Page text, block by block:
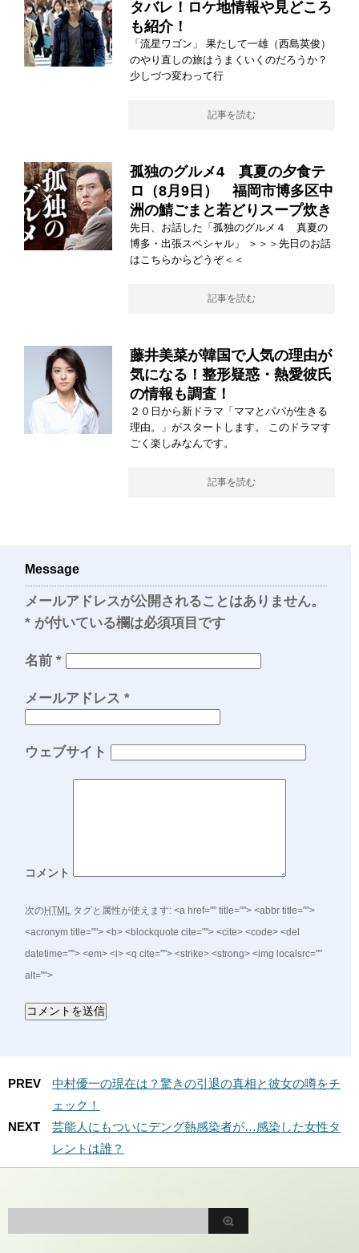
タバレ！ロケ地情報や見どころ
も紹介！
「流星ワゴン」 果たして一雄（西島英俊）
のやり直しの旅はうまくいくのだろうか？
少しづつ変わって行
記事を読む
孤独のグルメ4 真夏の夕食テ
ロ（8月9日） 福岡市博多区中
洲の鯖ごまと若どりスープ炊き
先日、お話した「孤独のグルメ４ 真夏の
博多・出張スペシャル」 ＞＞＞先日のお話
はこちらからどうぞ＜＜
記事を読む
藤井美菜が韓国で人気の理由が
気になる！整形疑惑・熱愛彼氏
の情報も調査！
２０日から新ドラマ「ママとパパが生きる
理由。」がスタートします。 このドラマす
ごく楽しみなんです。
記事を読む
Message
メールアドレスが公開されることはありません。
* が付いている欄は必須項目です
名前 *
メールアドレス *
ウェブサイト
コメント
次のHTML タグと属性が使えます: <a href="" title=""> <abbr title="">
<acronym title=""> <b> <blockquote cite=""> <cite> <code> <del
datetime=""> <em> <i> <q cite=""> <strike> <strong> <img localsrc=""
alt="">
PREV
中村優一の現在は？驚きの引退の真相と彼女の噂をチ
ェック！
NEXT
芸能人にもついにデング熱感染者が…感染した女性タ
レントは誰？